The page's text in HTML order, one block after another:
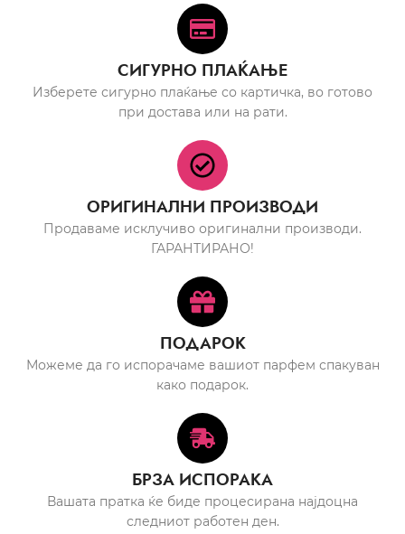
СИГУРНО ПЛАЌАЊЕ
Изберете сигурно плаќање со картичка, во готово
при достава или на рати.
ОРИГИНАЛНИ ПРОИЗВОДИ
Продаваме исклучиво оригинални производи.
ГАРАНТИРАНО!
ПОДАРОК
Можеме да го испорачаме вашиот парфем спакуван
како подарок.
БРЗА ИСПОРАКА
Вашата пратка ќе биде процесирана најдоцна
следниот работен ден.